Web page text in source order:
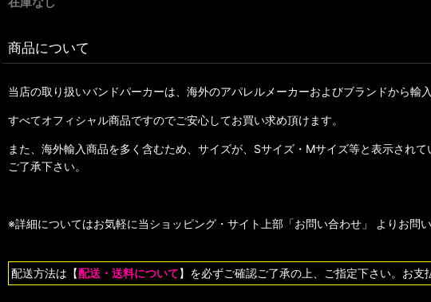
商品について
当店の取り扱いバンドパーカーは、海外のアパレルメーカーおよびブランドから輸
すべてオフィシャル商品ですのでご安心してお買い求め頂けます。
また、海外輸入商品を多く含むため、サイズが、Sサイズ・Mサイズ等と表示され
ご了承下さい。
※詳細についてはお気軽に当ショッピング・サイト上部「お問い合わせ」 よりお問
配送方法は【配送・送料について】を必ずご確認ご了承の上、ご指定下さい。お支